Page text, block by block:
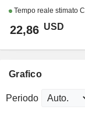
Tempo reale stimato
22,86 USD
Grafico
Periodo